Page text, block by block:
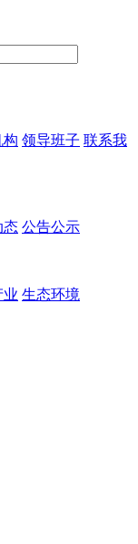
构 领导班子 联系我
态 公告公示
业 生态环境